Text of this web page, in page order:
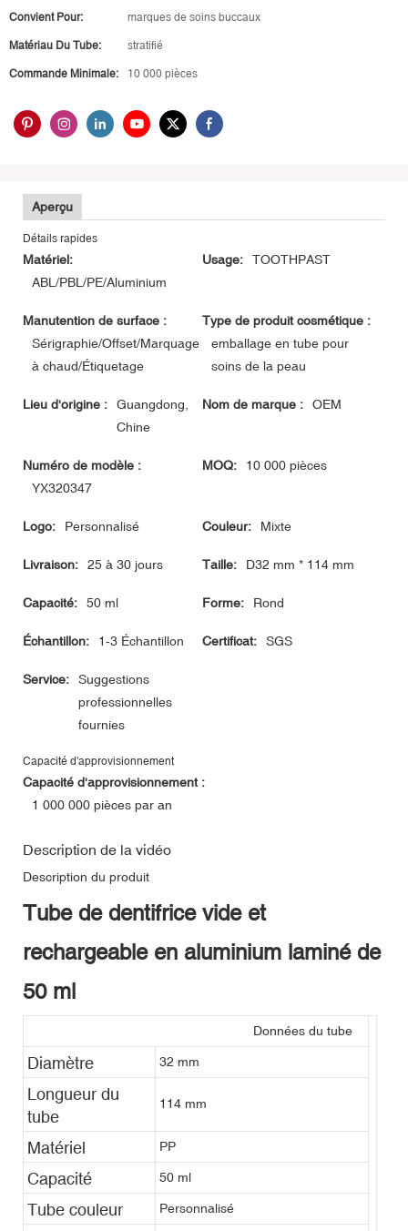
Convient Pour: marques de soins buccaux
Matériau Du Tube: stratifié
Commande Minimale: 10 000 pièces
Aperçu
Détails rapides
Matériel:
ABL/PBL/PE/Aluminium
Usage: TOOTHPAST
Manutention de surface :
Sérigraphie/Offset/Marquage
à chaud/Étiquetage
Type de produit cosmétique :
emballage en tube pour
soins de la peau
Lieu d'origine :
Guangdong,
Chine
Nom de marque : OEM
Numéro de modèle :
YX320347
MOQ: 10 000 pièces
Logo: Personnalisé Couleur: Mixte
Livraison: 25 à 30 jours Taille: D32 mm * 114 mm
Capacité: 50 ml Forme: Rond
Échantillon: 1-3 Échantillon Certificat: SGS
Service:
Suggestions
professionnelles
fournies
Capacité d'approvisionnement
Capacité d'approvisionnement :
1 000 000 pièces par an
Description de la vidéo
Description du produit
Tube de dentifrice vide et
rechargeable en aluminium laminé de
50 ml
Données du tube
Diamètre 32 mm
Longueur du
tube
114 mm
Matériel PP
Capacité 50 ml
Tube couleur Personnalisé